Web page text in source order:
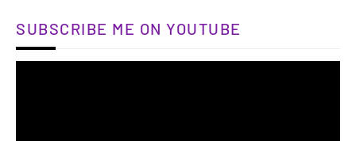
SUBSCRIBE ME ON YOUTUBE